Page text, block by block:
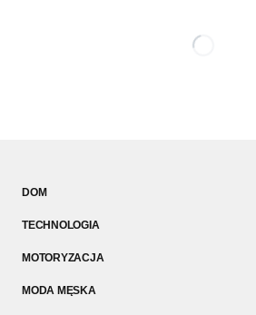
DOM
TECHNOLOGIA
MOTORYZACJA
MODA MĘSKA